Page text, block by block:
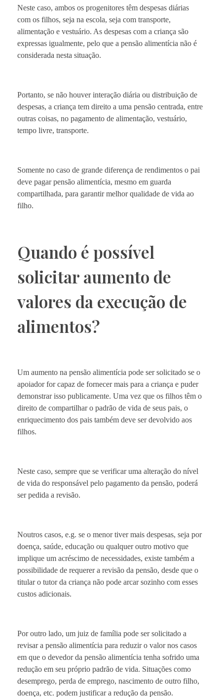
Neste caso, ambos os progenitores têm despesas diárias
com os filhos, seja na escola, seja com transporte,
alimentação e vestuário. As despesas com a criança são
expressas igualmente, pelo que a pensão alimentícia não é
considerada nesta situação.
Portanto, se não houver interação diária ou distribuição de
despesas, a criança tem direito a uma pensão centrada, entre
outras coisas, no pagamento de alimentação, vestuário,
tempo livre, transporte.
Somente no caso de grande diferença de rendimentos o pai
deve pagar pensão alimentícia, mesmo em guarda
compartilhada, para garantir melhor qualidade de vida ao
filho.
Quando é possível
solicitar aumento de
valores da execução de
alimentos?
Um aumento na pensão alimentícia pode ser solicitado se o
apoiador for capaz de fornecer mais para a criança e puder
demonstrar isso publicamente. Uma vez que os filhos têm o
direito de compartilhar o padrão de vida de seus pais, o
enriquecimento dos pais também deve ser devolvido aos
filhos.
Neste caso, sempre que se verificar uma alteração do nível
de vida do responsável pelo pagamento da pensão, poderá
ser pedida a revisão.
Noutros casos, e.g. se o menor tiver mais despesas, seja por
doença, saúde, educação ou qualquer outro motivo que
implique um acréscimo de necessidades, existe também a
possibilidade de requerer a revisão da pensão, desde que o
titular o tutor da criança não pode arcar sozinho com esses
custos adicionais.
Por outro lado, um juiz de família pode ser solicitado a
revisar a pensão alimentícia para reduzir o valor nos casos
em que o devedor da pensão alimentícia tenha sofrido uma
redução em seu próprio padrão de vida. Situações como
desemprego, perda de emprego, nascimento de outro filho,
doença, etc. podem justificar a redução da pensão.